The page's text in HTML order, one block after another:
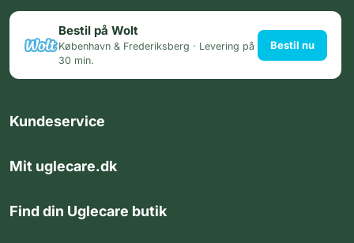
Bestil på Wolt
København & Frederiksberg · Levering på
30 min.
Bestil nu
Kundeservice
Mit uglecare.dk
Find din Uglecare butik